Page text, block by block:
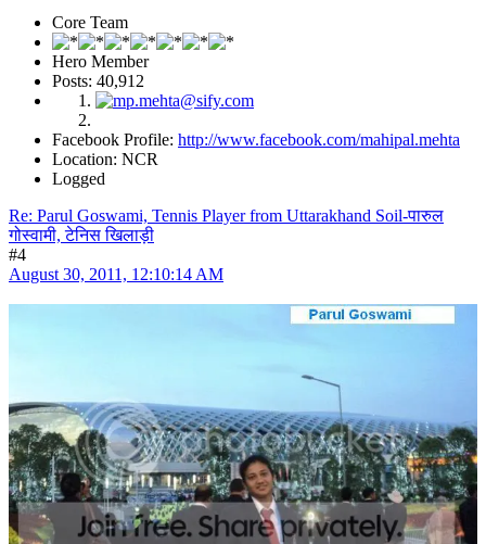
Core Team
Hero Member
Posts: 40,912
Facebook Profile: http://www.facebook.com/mahipal.mehta
Location: NCR
Logged
Re: Parul Goswami, Tennis Player from Uttarakhand Soil-पारुल
गोस्वामी, टेनिस खिलाड़ी
#4
August 30, 2011, 12:10:14 AM